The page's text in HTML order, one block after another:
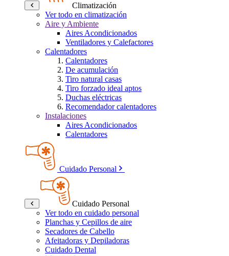
Climatización
Ver todo en climatización
Aire y Ambiente
Aires Acondicionados
Ventiladores y Calefactores
Calentadores
Calentadores
De acumulación
Tiro natural casas
Tiro forzado ideal aptos
Duchas eléctricas
Recomendador calentadores
Instalaciones
Aires Acondicionados
Calentadores
Cuidado Personal
Cuidado Personal
Ver todo en cuidado personal
Planchas y Cepillos de aire
Secadores de Cabello
Afeitadoras y Depiladoras
Cuidado Dental